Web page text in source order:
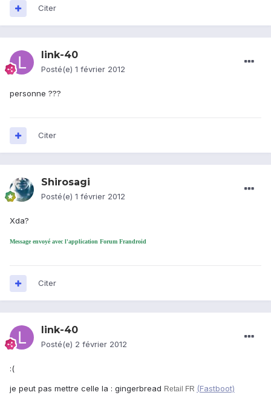
Citer
link-40
Posté(e) 1 février 2012
personne ???
Citer
Shirosagi
Posté(e) 1 février 2012
Xda?
Message envoyé avec l'application Forum Frandroid
Citer
link-40
Posté(e) 2 février 2012
:(
je peut pas mettre celle la : gingerbread Retail FR (Fastboot)